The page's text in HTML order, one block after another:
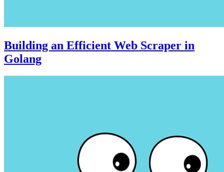
Building an Efficient Web Scraper in
Golang